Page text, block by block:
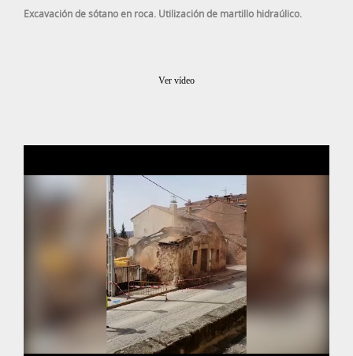
Excavación de sótano en roca. Utilización de martillo hidraúlico.
Ver vídeo